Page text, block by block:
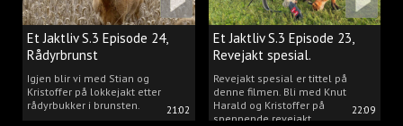
21:02
Et Jaktliv S.3 Episode 24,
Rådyrbrunst
Igjen blir vi med Stian og
Kristoffer på lokkejakt etter
rådyrbukker i brunsten.
22:09
Et Jaktliv S.3 Episode 23,
Revejakt spesial.
Revejakt spesial er tittel på
denne filmen. Bli med Knut
Harald og Kristoffer på
spennende revejakt.